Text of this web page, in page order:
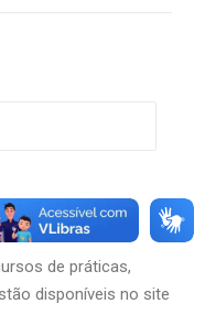
de práticas,
disponíveis no site